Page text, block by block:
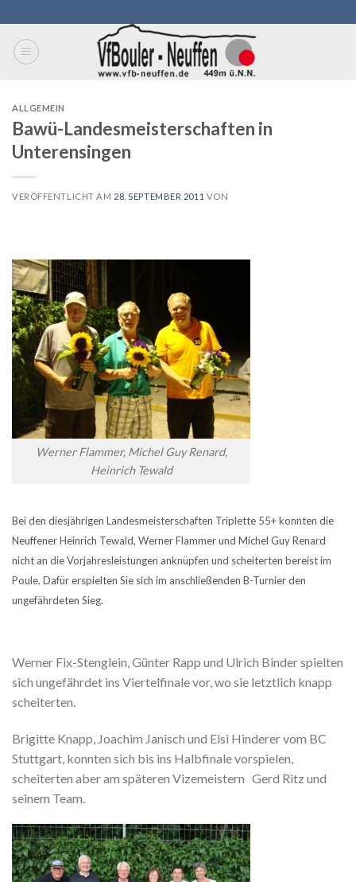
to
content
ALLGEMEIN
Bawü-Landesmeisterschaften in
Unterensingen
VERÖFFENTLICHT AM 28. SEPTEMBER 2011 VON
Werner Flammer, Michel Guy Renard,
Heinrich Tewald
Bei den diesjährigen Landesmeisterschaften Triplette 55+ konnten die
Neuffener Heinrich Tewald, Werner Flammer und Michel Guy Renard
nicht an die Vorjahresleistungen anknüpfen und scheiterten bereist im
Poule. Dafür erspielten Sie sich im anschließenden B-Turnier den
ungefährdeten Sieg.
Werner Fix-Stenglein, Günter Rapp und Ulrich Binder spielten
sich ungefährdet ins Viertelfinale vor, wo sie letztlich knapp
scheiterten.
Brigitte Knapp, Joachim Janisch und Elsi Hinderer vom BC
Stuttgart, konnten sich bis ins Halbfinale vorspielen,
scheiterten aber am späteren Vizemeistern Gerd Ritz und
seinem Team.